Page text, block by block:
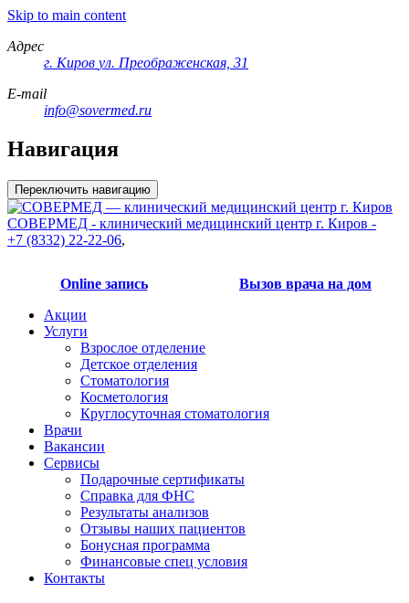
Skip to main content
Адрес
г. Киров ул. Преображенская, 31
E-mail
info@sovermed.ru
Навигация
Переключить навигацию
СОВЕРМЕД - клинический медицинский центр г. Киров -
+7 (8332) 22-22-06,
Online запись
Вызов врача на дом
Акции
Услуги
Взрослое отделение
Детское отделения
Стоматология
Косметология
Круглосуточная стоматология
Врачи
Вакансии
Сервисы
Подарочные сертификаты
Справка для ФНС
Результаты анализов
Отзывы наших пациентов
Бонусная программа
Финансовые спец условия
Контакты